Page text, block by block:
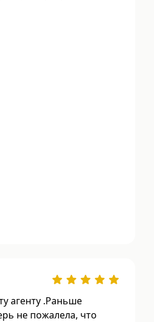
агенту .Раньше
не пожалела, что